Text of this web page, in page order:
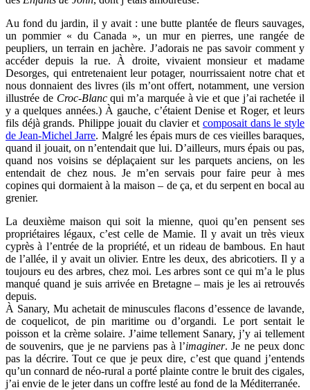
Au fond du jardin, il y avait : une butte plantée de fleurs sauvages,
un pommier « du Canada », un mur en pierres, une rangée de
peupliers, un terrain en jachère. J’adorais ne pas savoir comment y
accéder depuis la rue. À droite, vivaient monsieur et madame
Desorges, qui entretenaient leur potager, nourrissaient notre chat et
nous donnaient des livres (ils m’ont offert, notamment, une version
illustrée de Croc-Blancqui m’a marquée à vie et que j’ai rachetée il
y a quelques années.) À gauche, c’étaient Denise et Roger, et leurs
fils déjà grands. Philippe jouait du clavier et composait dans le style
de Jean-Michel Jarre. Malgré les épais murs de ces vieilles baraques,
quand il jouait, on n’entendait que lui. D’ailleurs, murs épais ou pas,
quand nos voisins se déplaçaient sur les parquets anciens, on les
entendait de chez nous. Je m’en servais pour faire peur à mes
copines qui dormaient à la maison – de ça, et du serpent en bocal au
grenier.
La deuxième maison qui soit la mienne, quoi qu’en pensent ses
propriétaires légaux, c’est celle de Mamie. Il y avait un très vieux
cyprès à l’entrée de la propriété, et un rideau de bambous. En haut
de l’allée, il y avait un olivier. Entre les deux, des abricotiers. Il y a
toujours eu des arbres, chez moi. Les arbres sont ce qui m’a le plus
manqué quand je suis arrivée en Bretagne – mais je les ai retrouvés
depuis.
À Sanary, Mu achetait de minuscules flacons d’essence de lavande,
de coquelicot, de pin maritime ou d’organdi. Le port sentait le
poisson et la crème solaire. J’aime tellement Sanary, j’y ai tellement
de souvenirs, que je ne parviens pas à l’imaginer. Je ne peux donc
pas la décrire. Tout ce que je peux dire, c’est que quand j’entends
qu’un connard de néo-rural a porté plainte contre le bruit des cigales,
j’ai envie de le jeter dans un coffre lesté au fond de la Méditerranée.